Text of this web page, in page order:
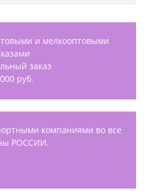
и мелкооптовыми
заказ
руб.
компаниями во все
РОССИИ.